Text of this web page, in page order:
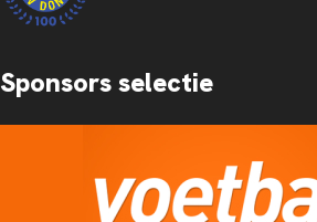
Sponsors selectie